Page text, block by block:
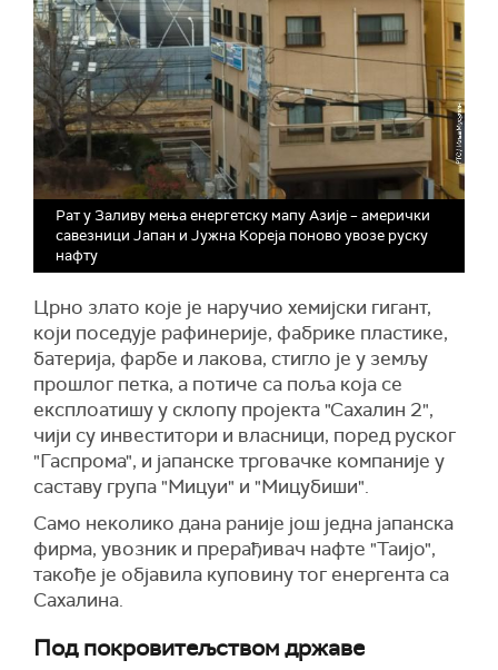
Рат у Заливу мења енергетску мапу Азије – амерички
савезници Јапан и Јужна Кореја поново увозе руску
нафту
Црно злато које је наручио хемијски гигант,
који поседује рафинерије, фабрике пластике,
батерија, фарбе и лакова, стигло је у земљу
прошлог петка, а потиче са поља која се
експлоатишу у склопу пројекта "Сахалин 2",
чији су инвеститори и власници, поред руског
"Гаспрома", и јапанске трговачке компаније у
саставу група "Мицуи" и "Мицубиши".
Само неколико дана раније још једна јапанска
фирма, увозник и прерађивач нафте "Таијо",
такође је објавила куповину тог енергента са
Сахалина.
Под покровитељством државе